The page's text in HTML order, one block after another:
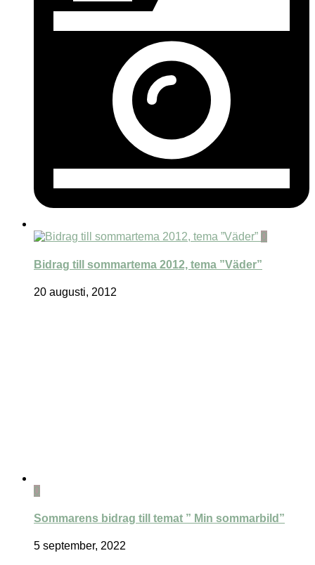
0
Bidrag till sommartema 2012, tema ”Väder”
20 augusti, 2012
0
Sommarens bidrag till temat ” Min sommarbild”
5 september, 2022